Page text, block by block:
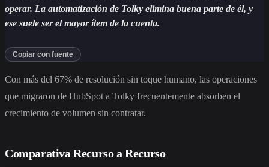
operar. La automatización de Tolky elimina buena parte de él, y
ese suele ser el mayor ítem de la cuenta.
Copiar con fuente
Con más del 67% de resolución sin toque humano, las operaciones
que migraron de HubSpot a Tolky frecuentemente absorben el
crecimiento de volumen sin contratar.
Comparativa Recurso a Recurso